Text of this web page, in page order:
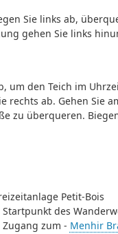
Sie links ab,
gehen Sie links
um den Teich im
rechts ab. Gehen Sie
zu überqueren.
Petit-Bois
des
zum - Menhir